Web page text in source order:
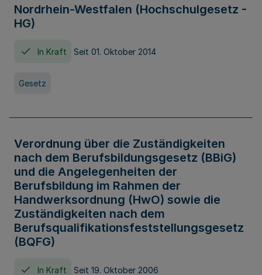
Nordrhein-Westfalen (Hochschulgesetz -
HG)
In Kraft Seit 01. Oktober 2014
Gesetz
Verordnung über die Zuständigkeiten
nach dem Berufsbildungsgesetz (BBiG)
und die Angelegenheiten der
Berufsbildung im Rahmen der
Handwerksordnung (HwO) sowie die
Zuständigkeiten nach dem
Berufsqualifikationsfeststellungsgesetz
(BQFG)
In Kraft Seit 19. Oktober 2006